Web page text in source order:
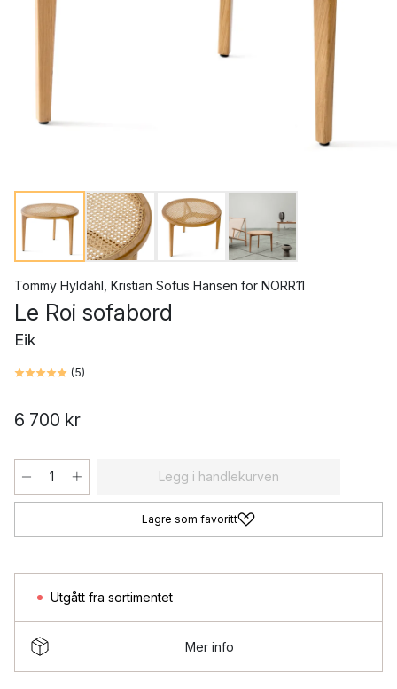
Tommy Hyldahl Kristian Sofus Hansen for NORR11
Le Roi sofabord
Eik
(5)
6 700 kr
Legg i handlekurven
Lagre som favoritt
Utgått fra sortimentet
Mer info